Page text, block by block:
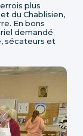
plus
du Chablisien,
En bons
demandé
sécateurs et